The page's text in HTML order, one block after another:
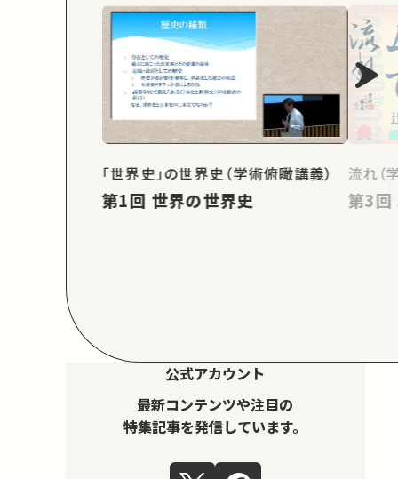
「世界史」の世界史（学術俯瞰講義）
第1回 世界の世界史
流れ（
公式アカウント
最新コンテンツや注目の
特集記事を発信しています。